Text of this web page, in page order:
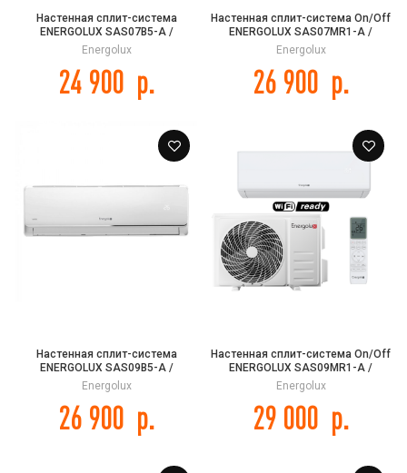
Настенная сплит-система
ENERGOLUX SAS07B5-A /
SAU07B5-A BASEL 5
Energolux
24 900 р.
Настенная сплит-система On/Off
ENERGOLUX SAS07MR1-A /
SAU07MR1-A Mürren White
Energolux
26 900 р.
Настенная сплит-система
ENERGOLUX SAS09B5-A /
SAU09B5-A BASEL 5
Energolux
26 900 р.
Настенная сплит-система On/Off
ENERGOLUX SAS09MR1-A /
SAU09MR1-A Mürren White
Energolux
29 000 р.